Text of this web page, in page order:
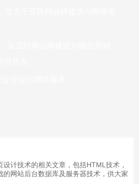
计技术的相关文章，包括HTML技术，
的网站后台数据库及服务器技术，供大家